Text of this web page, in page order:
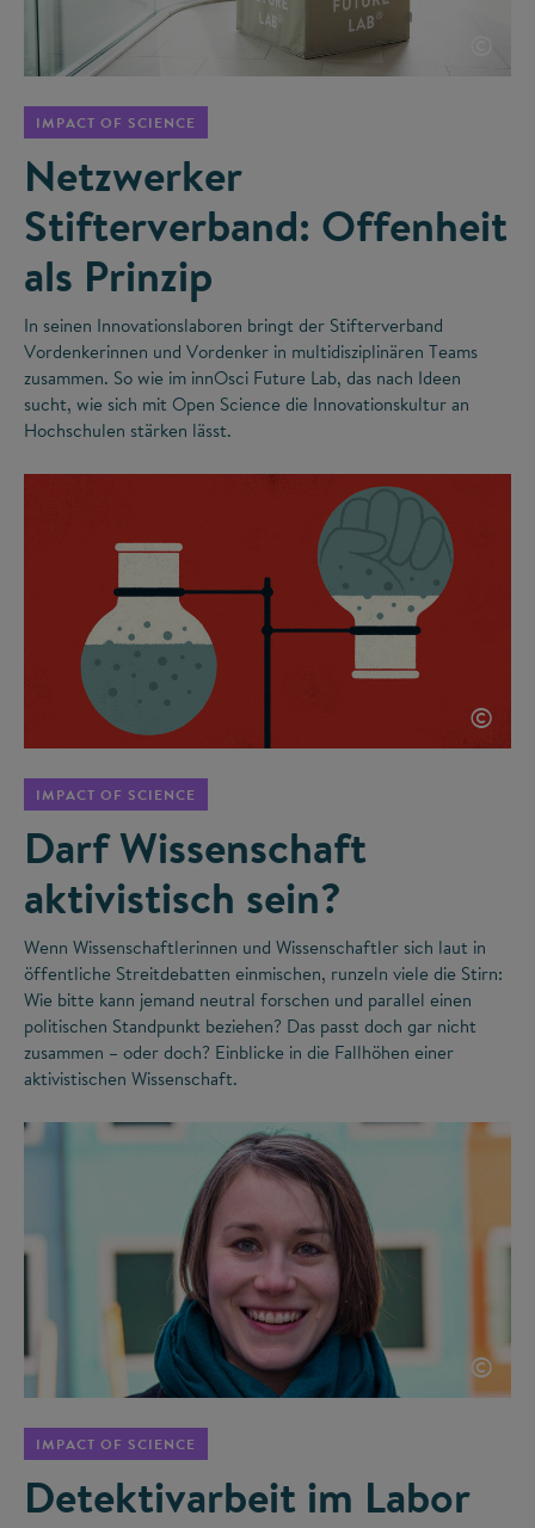
IMPACT OF SCIENCE
Netzwerker
Stifterverband: Offenheit
als Prinzip
In seinen Innovationslaboren bringt der Stifterverband
Vordenkerinnen und Vordenker in multidisziplinären Teams
zusammen. So wie im innOsci Future Lab, das nach Ideen
sucht, wie sich mit Open Science die Innovationskultur an
Hochschulen stärken lässt.
©
IMPACT OF SCIENCE
Darf Wissenschaft
aktivistisch sein?
Wenn Wissenschaftlerinnen und Wissenschaftler sich laut in
öffentliche Streitdebatten einmischen, runzeln viele die Stirn:
Wie bitte kann jemand neutral forschen und parallel einen
politischen Standpunkt beziehen? Das passt doch gar nicht
zusammen – oder doch? Einblicke in die Fallhöhen einer
aktivistischen Wissenschaft.
©
IMPACT OF SCIENCE
Detektivarbeit im Labor